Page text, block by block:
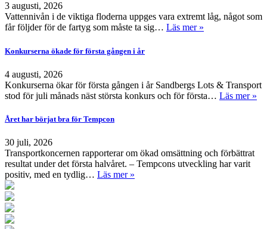
3 augusti, 2026
Vattennivån i de viktiga floderna uppges vara extremt låg, något som
får följder för de fartyg som måste ta sig… Läs mer »
Konkurserna ökade för första gången i år
4 augusti, 2026
Konkurserna ökar för första gången i år Sandbergs Lots & Transport
stod för juli månads näst största konkurs och för första… Läs mer »
Året har börjat bra för Tempcon
30 juli, 2026
Transportkoncernen rapporterar om ökad omsättning och förbättrat
resultat under det första halvåret. – Tempcons utveckling har varit
positiv, med en tydlig… Läs mer »